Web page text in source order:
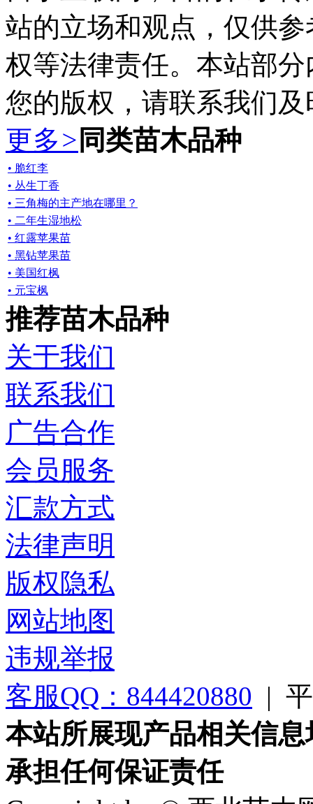
站的立场和观点，仅供
权等法律责任。本站部
您的版权，请联系我们
更多> 同类苗木品种
• 脆红李
• 丛生丁香
• 三角梅的主产地在哪里？
• 二年生湿地松
• 红露苹果苗
• 黑钻苹果苗
• 美国红枫
• 元宝枫
推荐苗木品种
关于我们
联系我们
广告合作
会员服务
汇款方式
法律声明
版权隐私
网站地图
违规举报
客服QQ：844420880 |
本站所展现产品相关信
承担任何保证责任